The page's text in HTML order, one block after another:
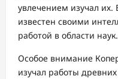
увлечением изучал их.
известен своими
работой в области наук.
Особое внимание
изучал работы